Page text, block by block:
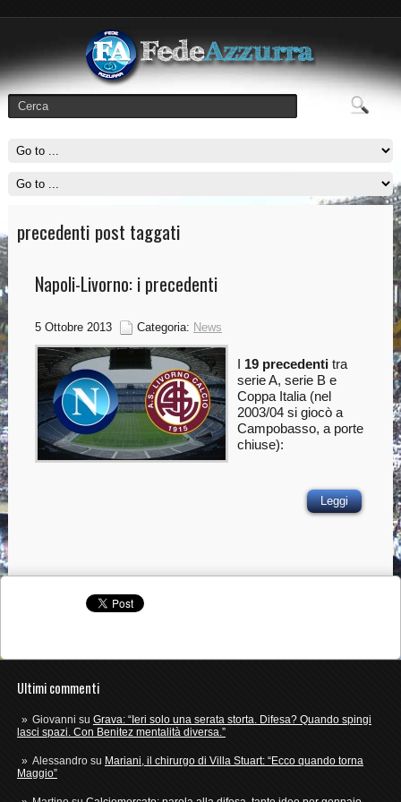
precedenti post taggati
Napoli-Livorno: i precedenti
5 Ottobre 2013 Categoria: News
19 precedentitra
serie A, serie B e
Coppa Italia (nel
2003/04 si giocò a
Campobasso, a porte
chiuse):
Leggi
Ultimi commenti
Giovanni su Grava: “Ieri solo una serata storta. Difesa? Quando spingi
lasci spazi. Con Benitez mentalità diversa.”
Alessandrosu Mariani, il chirurgo di Villa Stuart: “Ecco quando torna
Maggio”